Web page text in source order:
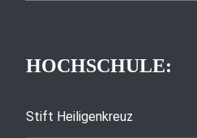
HOCHSCHULE:
Stift Heiligenkreuz